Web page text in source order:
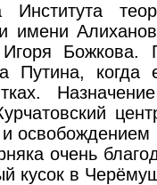
имени
Божкова.
Путина, когда
очень
кусок в